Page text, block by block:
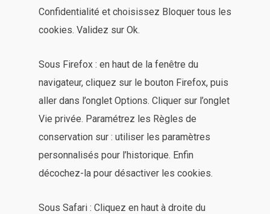
Confidentialité et choisissez Bloquer tous les
cookies. Validez sur Ok.
Sous Firefox : en haut de la fenêtre du
navigateur, cliquez sur le bouton Firefox, puis
aller dans l’onglet Options. Cliquer sur l’onglet
Vie privée. Paramétrez les Règles de
conservation sur : utiliser les paramètres
personnalisés pour l’historique. Enfin
décochez-la pour désactiver les cookies.
Sous Safari : Cliquez en haut à droite du